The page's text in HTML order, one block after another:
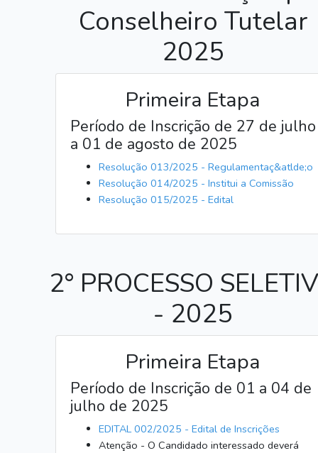
Conselheiro Tutelar
2025
Primeira Etapa
Período de Inscrição de 27 de julho
a 01 de agosto de 2025
Resolução 013/2025 - Regulamentaç&atlde;o
Resolução 014/2025 - Institui a Comissão
Resolução 015/2025 - Edital
2° PROCESSO
- 2025
Primeira Etapa
Período de Inscrição de 01 a 04 de
julho de 2025
EDITAL 002/2025 - Edital de Inscrições
Atenção - O Candidado interessado deverá